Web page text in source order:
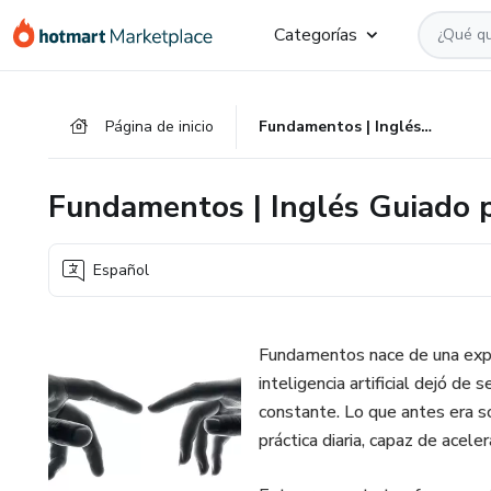
Categorías
Página de inicio Fundamentos | Inglés Guiado por IA | Fluidez Inicial
Fundamentos | Inglés Guiado
Español
Fundamentos nace de una
inteligencia artificial dejó de
constante. Lo que antes era
práctica diaria, capaz de